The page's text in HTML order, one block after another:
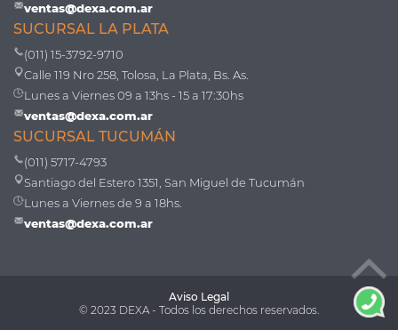
ventas@dexa.com.ar
SUCURSAL LA PLATA
(011) 15-3792-9710
Calle 119 Nro 258, Tolosa, La Plata, Bs. As.
Lunes a Viernes 09 a 13hs - 15 a 17:30hs
ventas@dexa.com.ar
SUCURSAL TUCUMÁN
(011) 5717-4793
Santiago del Estero 1351, San Miguel de Tucumán
Lunes a Viernes de 9 a 18hs.
ventas@dexa.com.ar
Aviso Legal
© 2023 DEXA - Todos los derechos reservados.